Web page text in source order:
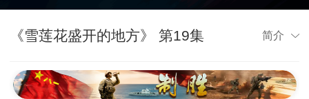
《雪莲花盛开的地方》 第19集 简介